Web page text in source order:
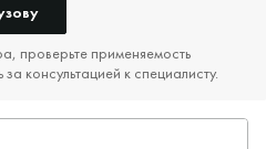
проверьте применяемость
консультацией к специалисту.